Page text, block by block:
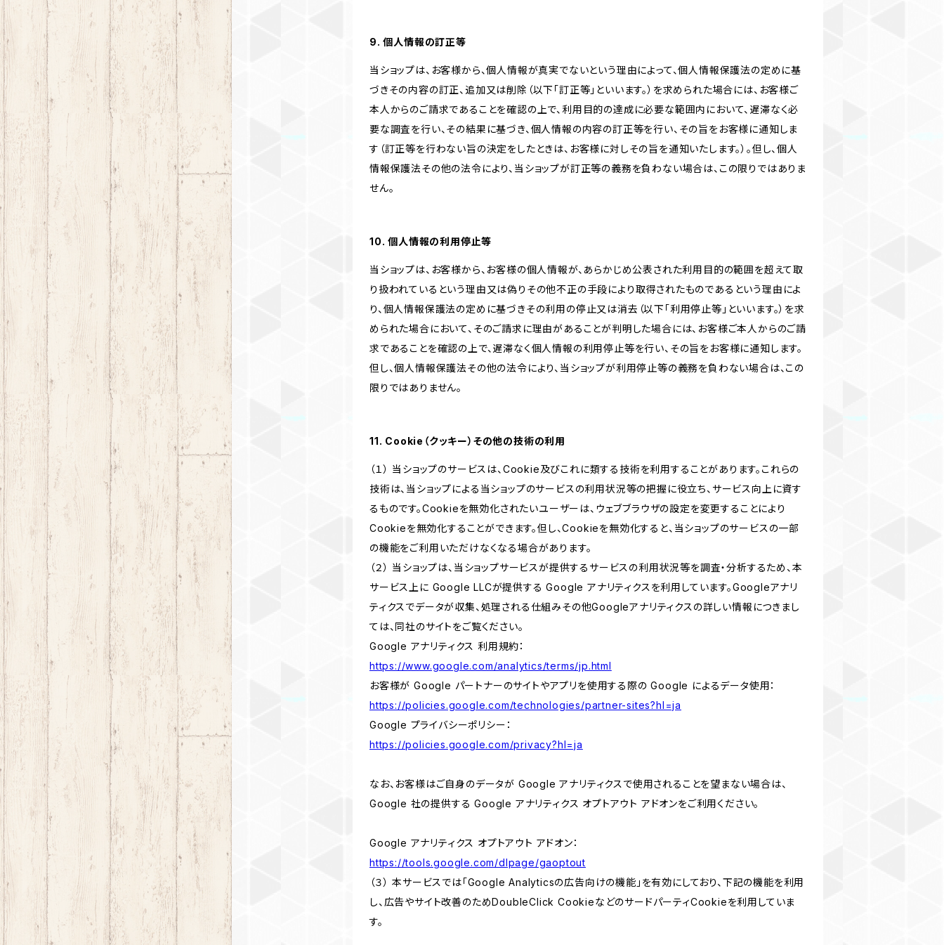
9. 個人情報の訂正等
当ショップは、お客様から、個人情報が真実でないという理由によって、個人情報保護法の定めに基
づきその内容の訂正、追加又は削除（以下「訂正等」といいます。）を求められた場合には、お客様ご
本人からのご請求であることを確認の上で、利用目的の達成に必要な範囲内において、遅滞なく必
要な調査を行い、その結果に基づき、個人情報の内容の訂正等を行い、その旨をお客様に通知しま
す（訂正等を行わない旨の決定をしたときは、お客様に対しその旨を通知いたします。）。但し、個人
情報保護法その他の法令により、当ショップが訂正等の義務を負わない場合は、この限りではありま
せん。
10. 個人情報の利用停止等
当ショップは、お客様から、お客様の個人情報が、あらかじめ公表された利用目的の範囲を超えて取
り扱われているという理由又は偽りその他不正の手段により取得されたものであるという理由によ
り、個人情報保護法の定めに基づきその利用の停止又は消去（以下「利用停止等」といいます。）を求
められた場合において、そのご請求に理由があることが判明した場合には、お客様ご本人からのご請
求であることを確認の上で、遅滞なく個人情報の利用停止等を行い、その旨をお客様に通知します。
但し、個人情報保護法その他の法令により、当ショップが利用停止等の義務を負わない場合は、この
限りではありません。
11. Cookie（クッキー）その他の技術の利用
（１） 当ショップのサービスは、Cookie及びこれに類する技術を利用することがあります。これらの
技術は、当ショップによる当ショップのサービスの利用状況等の把握に役立ち、サービス向上に資す
るものです。Cookieを無効化されたいユーザーは、ウェブブラウザの設定を変更することにより
Cookieを無効化することができます。但し、Cookieを無効化すると、当ショップのサービスの一部
の機能をご利用いただけなくなる場合があります。
（２） 当ショップは、当ショップサービスが提供するサービスの利用状況等を調査・分析するため、本
サービス上に Google LLCが提供する Google アナリティクスを利用しています。Googleアナリ
ティクスでデータが収集、処理される仕組みその他Googleアナリティクスの詳しい情報につきまし
ては、同社のサイトをご覧ください。
Google アナリティクス 利用規約：
https://www.google.com/analytics/terms/jp.html
お客様が Google パートナーのサイトやアプリを使用する際の Google によるデータ使用：
https://policies.google.com/technologies/partner-sites?hl=ja
Google プライバシーポリシー：
https://policies.google.com/privacy?hl=ja
なお、お客様はご自身のデータが Google アナリティクスで使用されることを望まない場合は、
Google 社の提供する Google アナリティクス オプトアウト アドオンをご利用ください。
Google アナリティクス オプトアウト アドオン：
https://tools.google.com/dlpage/gaoptout
（３） 本サービスでは「Google Analyticsの広告向けの機能」を有効にしており、下記の機能を利用
し、広告やサイト改善のためDoubleClick CookieなどのサードパーティCookieを利用していま
す。